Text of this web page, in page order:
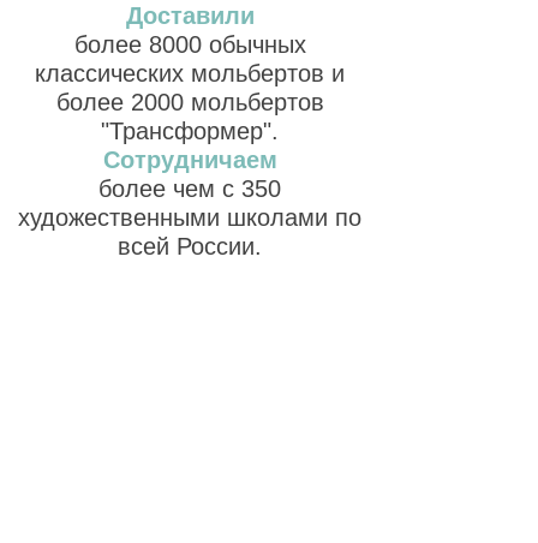
Доставили
более 8000 обычных
классических мольбертов и
более 2000 мольбертов
"Трансформер".
Сотрудничаем
более чем с 350
художественными школами по
всей России.